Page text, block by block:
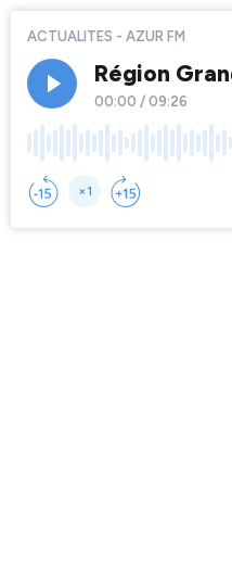
ACTUALITES - AZUR FM
Région
00:00 / 09:26
×1